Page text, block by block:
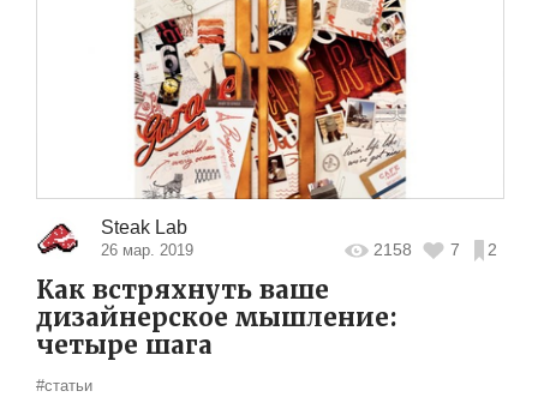
Steak Lab
26 мар. 2019 2158 7 2
Как встряхнуть ваше
дизайнерское мышление:
четыре шага
#статьи